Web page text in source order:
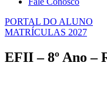
PORTAL DO ALUNO
MATRÍCULAS 2027
EFII – 8º Ano –